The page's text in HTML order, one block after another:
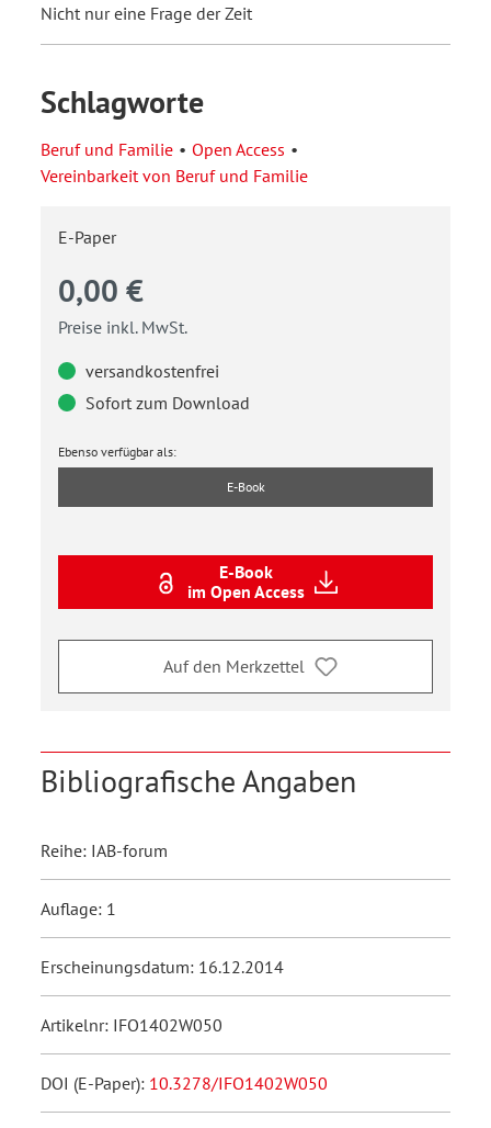
Nicht nur eine Frage der Zeit
Schlagworte
Beruf und Familie
Open Access
Vereinbarkeit von Beruf und Familie
E-Paper
0,00 €
Preise inkl. MwSt.
versandkostenfrei
Sofort zum Download
Ebenso verfügbar als:
E-Book
E-Book
im Open Access
Auf den Merkzettel
Bibliografische Angaben
Reihe: IAB-forum
Auflage: 1
Erscheinungsdatum: 16.12.2014
Artikelnr: IFO1402W050
DOI (E-Paper): 10.3278/IFO1402W050